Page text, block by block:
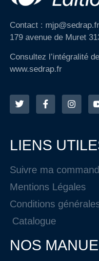
Contact : mjp@sedrap.fr
179 avenue de Muret
Consultez l’intégralité
www.sedrap.fr
LIENS
Suivre ma
Mentions Légales
Conditions
Catalogue
NOS